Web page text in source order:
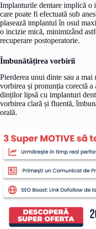
Implanturile dentare implică o
care poate fi efectuată sub
plasează implantul în osul
o incizie mică, minimizând
recuperare postoperatorie.
Îmbunătățirea vorbirii
Pierderea unui dinte sau a
vorbirea și pronunția corectă
dinților lipsă cu implanturi
vorbirea clară și fluentă,
orală.